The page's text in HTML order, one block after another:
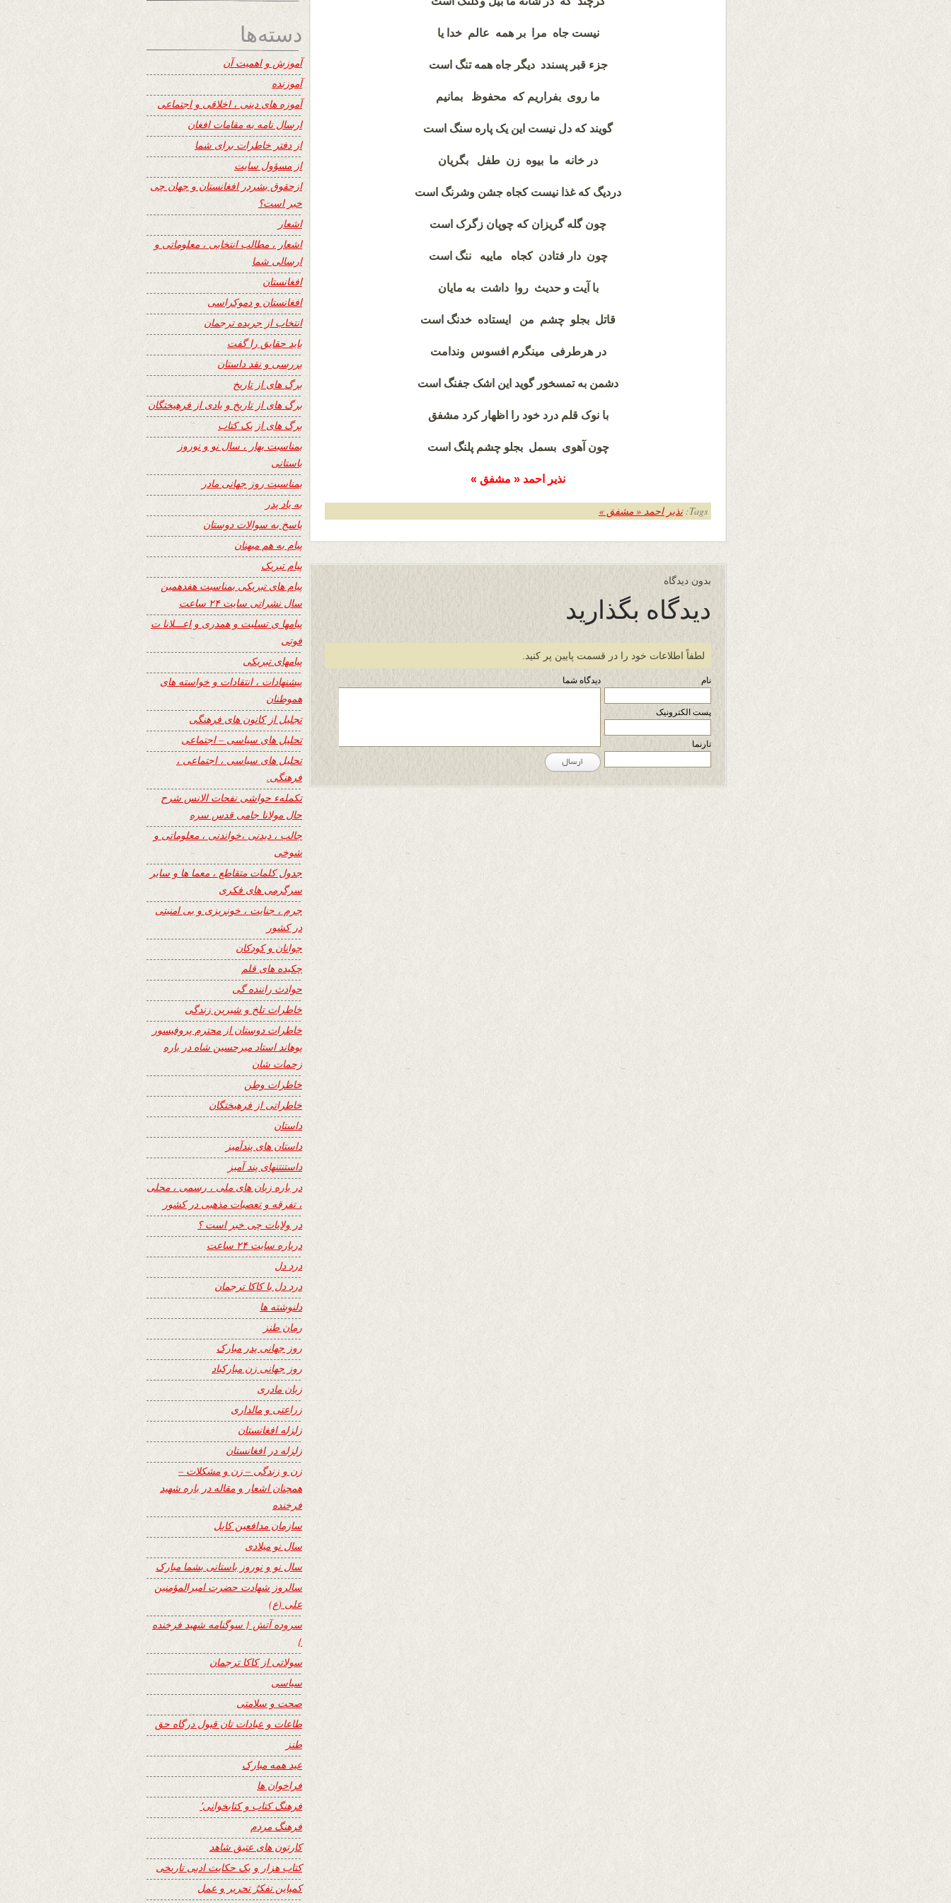
نیست جاه مرا بر همه عالم خدا یا
جزء قبر پسندد دیگر جاه همه تنگ است
ما روی بفراریم که محفوظ بمانیم
گویند که دل نیست این یک پاره سنگ است
در خانه ما بیوه زن طفل بگریان
دردیگ که غذا نیست کجاه جشن وشرنگ است
چون گله گریزان که چوپان زگرک است
چون دار فتادن کجاه ماییه ننگ است
با آیت و حدیث روا داشت به مایان
قاتل بجلو چشم من ایستاده خدنگ است
در هرطرفی مینگرم افسوس وندامت
دشمن به تمسخور گوید این اشک جفنگ است
با نوک قلم درد خود را اظهار کرد مشفق
چون آهوی بسمل بجلو چشم پلنگ است
نذیر احمد « مشفق »
Tags: نذیر احمد « مشفق »
بدون دیدگاه
دیدگاه بگذارید
لطفاً اطلاعات خود را در قسمت پایین پر کنید.
نام
پست الکترونیک
تارنما
دیدگاه شما
دسته‌ها
آموزش و اهمیت آن
آموزنده
آموزه های دینی ، اخلاقی و اجتماعی
ارسال نامه به مقامات افغان
از دفتر خاطرات برای شما
از مسؤول سایت
ازحقوق بشردر افغانستان و جهان چی
خبر است؟
اشعار
اشعار ، مطالب انتخابی ، معلوماتی و
ارسالی شما
افغانستان
افغانستان و دموکراسی
انتخاب از جریده ترجمان
باید حقایق را گفت
بررسی و نقد داستان
برگ های از تاریخ
برگ های از تاریخ و یادی از فرهیختگان
برگ های از یک کتاب
بمناسبت بهار ، سال نو و نوروز
باستانی
بمناسبت روز جهانی مادر
به یاد پدر
پاسخ به سوالات دوستان
پیام به هم میهنان
پیام تبریک
پیام های تبریکی بمناسبت هفدهمین
سال نشراتی سایت ۲۴ ساعت
پیامها ی تسلیت و همدری و اعـــلانا ت
فوتی
پیامهای تبریکی
پیشنهادات ، انتقادات و خواسته های
هموطنان
تجلیل از کانون های فرهنگی
تحلیل های سیاسی – اجتماعی
تحلیل های سیاسی ، اجتماعی ،
فرهنگی.
تکملهء حواشی نفحات الانس شرح
حال مولانا جامی قدس سره
جالب ، دیدنی ،خواندنی ، معلوماتی و
شوخی
جدول کلمات متقاطع ، معما ها و سایر
سرگرمی های فکری
جرم ، جنایت ، خونریزی و بی امنیتی
در کشور
جوانان و کودکان
چکیده های قلم
حوادث راننده گی
خاطرات تلخ و شیرین زندگی
خاطرات دوستان از محترم پروفیسور
پوهاند استاد میرحسین شاه در باره
زحمات شان
خاطرات وطن
خاطراتی از فرهیختگان
داستان
داستان های پندآمیز
داستنتنهای پند آمیز
در باره زبان های ملی ، رسمی ، محلی
، تفرقه و تعصبات مذهبی در کشور
در ولایات چی خبر است ؟
درباره سایت ۲۴ ساعت
درد دل
درد دل با کاکا ترجمان
دلنوشته ها
رمان طنز
روز جهانی پدر مبارک
روز جهانی زن مبارکباد
زبان مادری
زراعتی و مالداری
زلزله افغانستان
زلزله در افغانستان
زن و زندگی – زن و مشکلات –
همچنان اشعار و مقاله در باره شهید
فرخنده
سازمان مدافعین کابل
سال نو میلادی
سال نو و نوروز باستانی بشما مبارک
سالروز شهادت حضرت امیرالمؤمنین
علی (ع)
سروده آتش { سوگنامه شهید فرخنده
}
سولاتی از کاکا ترجمان
سیاسی
صحت و سلامتی
طاعات و عبادات تان قبول درگاه حق
طنز
عید همه مبارک
فراخوان ها
فرهنگ کتاب و کتابخوانی٬
فرهنگ مردم
کارتون های عتیق شاهد
کتاب هزار و یک حکایت ادبی تاریخی
کمپاین تفکرُ تحریر و عمل